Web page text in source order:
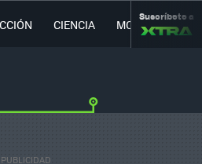
CIENCIA MOVILIDAD
Suscríbete a